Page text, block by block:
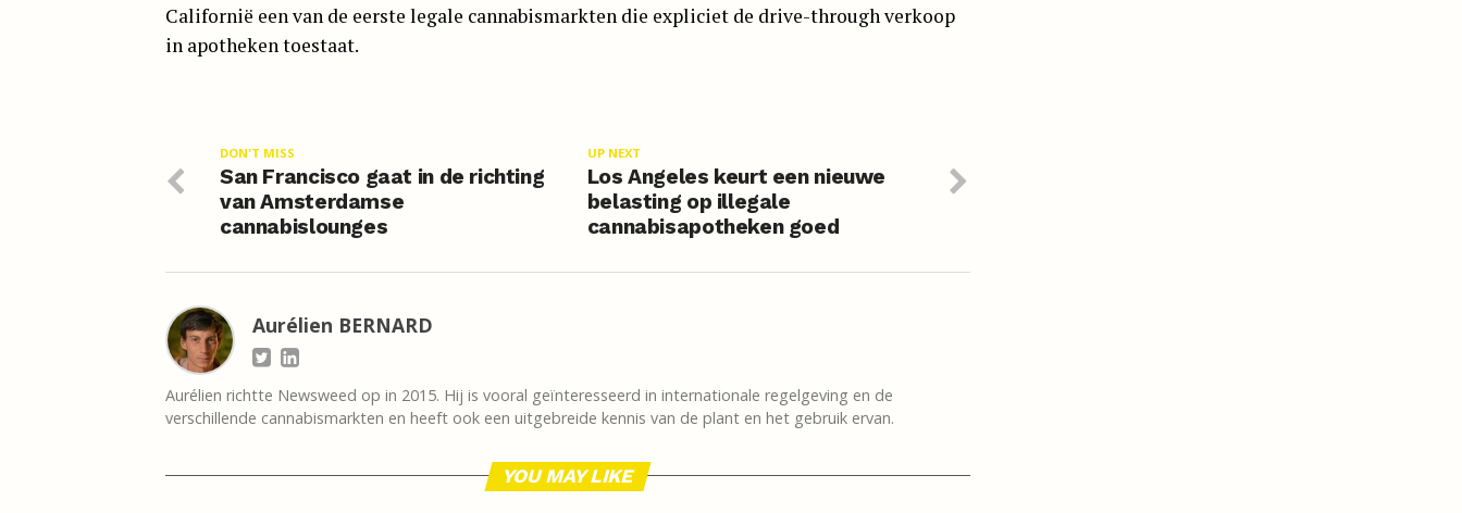
Californië een van de eerste legale cannabismarkten die expliciet de drive-through verkoop
in apotheken toestaat.
UP NEXT
Los Angeles keurt een nieuwe
belasting op illegale
cannabisapotheken goed
DON'T MISS
San Francisco gaat in de richting
van Amsterdamse
cannabislounges
Aurélien BERNARD
Aurélien richtte Newsweed op in 2015. Hij is vooral geïnteresseerd in internationale regelgeving en de
verschillende cannabismarkten en heeft ook een uitgebreide kennis van de plant en het gebruik ervan.
YOU MAY LIKE